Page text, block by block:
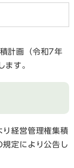
計画（令和7年
ます。
経営管理権集積
定により公告し